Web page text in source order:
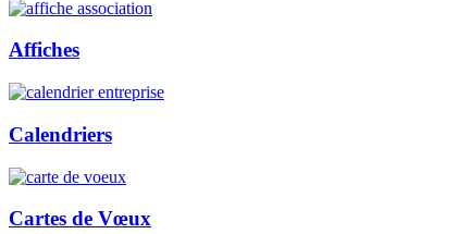
Affiches
Calendriers
Cartes de Vœux